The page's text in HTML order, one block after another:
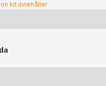
kit innehåller